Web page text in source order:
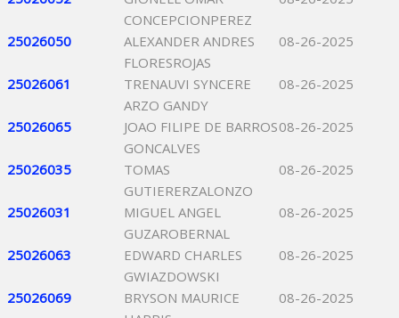
CONCEPCIONPEREZ
25026050
ALEXANDER ANDRES
FLORESROJAS
08-26-2025
25026061
TRENAUVI SYNCERE
ARZO GANDY
08-26-2025
25026065
JOAO FILIPE DE BARROS
GONCALVES
08-26-2025
25026035
TOMAS
GUTIERERZALONZO
08-26-2025
25026031
MIGUEL ANGEL
GUZAROBERNAL
08-26-2025
25026063
EDWARD CHARLES
GWIAZDOWSKI
08-26-2025
25026069
BRYSON MAURICE
08-26-2025